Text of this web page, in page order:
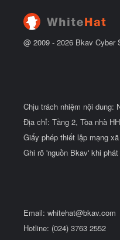
@ 2009 - 2026 Bkav Cyber
Chịu trách nhiệm nội dung:
Địa chỉ: Tầng 2, Tòa nhà
Giấy phép thiết lập mạng
Ghi rõ 'nguồn Bkav' khi
Email: whitehat@bkav.com
Hotline: (024) 3763 2552